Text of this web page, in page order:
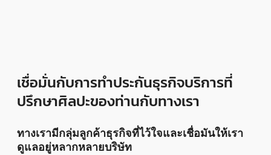
เชื่อมั่นกับการทำประกันธุรกิจบริการที่
ปรึกษาศิลปะของท่านกับทางเรา
ทางเรามีกลุ่มลูกค้าธุรกิจที่ไว้ใจและเชื่อมันให้เรา
ดูแลอยู่หลากหลายบริษัท